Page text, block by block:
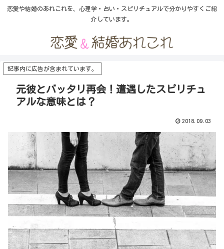
恋愛や結婚のあれこれを、心理学・占い・スピリチュアルで分かりやすくご紹
介しています。
記事内に広告が含まれています。
元彼とバッタリ再会！遭遇したスピリチュ
アルな意味とは？
2018.09.03